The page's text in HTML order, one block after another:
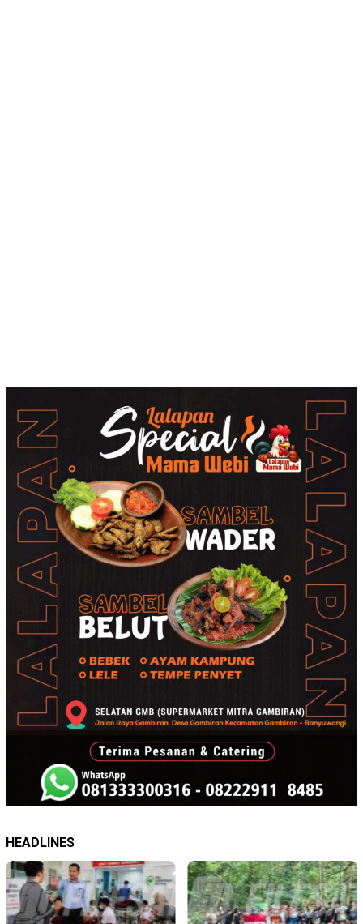
HEADLINES